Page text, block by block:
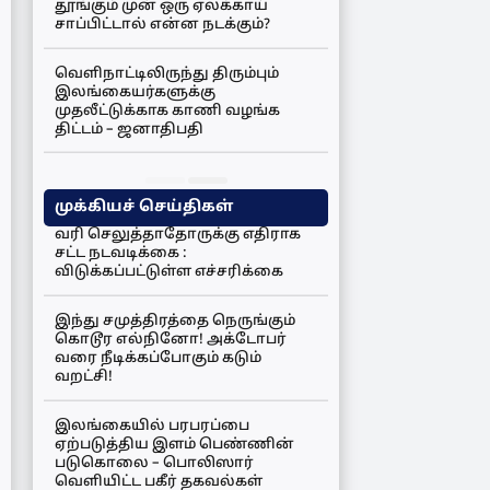
தூங்கும் முன் ஒரு ஏலக்காய்
சாப்பிட்டால் என்ன நடக்கும்?
வெளிநாட்டிலிருந்து திரும்பும்
இலங்கையர்களுக்கு
முதலீட்டுக்காக காணி வழங்க
திட்டம் – ஜனாதிபதி
முக்கியச் செய்திகள்
வரி செலுத்தாதோருக்கு எதிராக
சட்ட நடவடிக்கை :
விடுக்கப்பட்டுள்ள எச்சரிக்கை
இந்து சமுத்திரத்தை நெருங்கும்
கொடூர எல்நினோ! அக்டோபர்
வரை நீடிக்கப்போகும் கடும்
வறட்சி!
இலங்கையில் பரபரப்பை
ஏற்படுத்திய இளம் பெண்ணின்
படுகொலை – பொலிஸார்
வெளியிட்ட பகீர் தகவல்கள்